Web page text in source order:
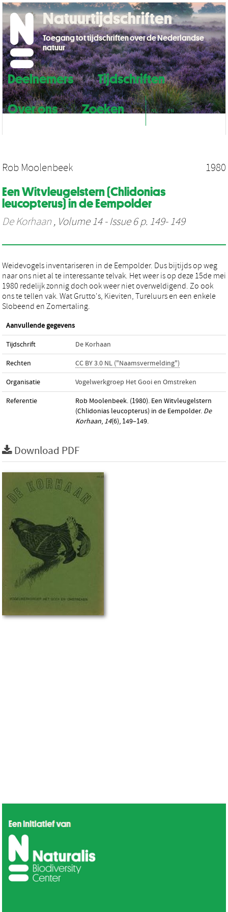
Deelnemers
Tijdschriften
Over ons
Zoeken NL EN
Natuurtijdschriften
Toegang tot tijdschriften over de Nederlandse
natuur
Rob Moolenbeek 1980
Een Witvleugelstern (Chlidonias
leucopterus) in de Eempolder
De Korhaan , Volume 14 - Issue 6 p. 149- 149
Weidevogels inventariseren in de Eempolder. Dus bijtijds op weg
naar ons niet al te interessante telvak. Het weer is op deze 15de mei
1980 redelijk zonnig doch ook weer niet overweldigend. Zo ook
ons te tellen vak. Wat Grutto's, Kieviten, Tureluurs en een enkele
Slobeend en Zomertaling.
Aanvullende gegevens
Tijdschrift De Korhaan
Rechten CC BY 3.0 NL ("Naamsvermelding")
Organisatie Vogelwerkgroep Het Gooi en Omstreken
Referentie
Rob Moolenbeek. (1980). Een Witvleugelstern
(Chlidonias leucopterus) in de Eempolder. De
Korhaan, 14(6), 149–149.
Download PDF